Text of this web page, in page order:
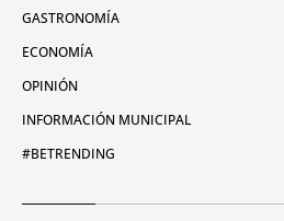
GASTRONOMÍA
ECONOMÍA
OPINIÓN
INFORMACIÓN MUNICIPAL
#BETRENDING